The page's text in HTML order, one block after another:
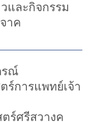
และกิจกรรม
าค
รณ์
ร์การแพทย์เจ้า
ร์ศรีสวางค